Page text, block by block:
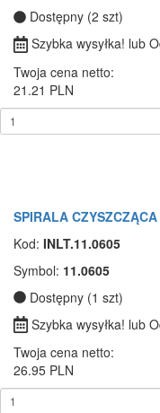
Dostępny (2 szt)
Szybka wysyłka! lub
Twoja cena netto:
21.21 PLN
SPIRALA
Kod: INLT.11.0605
Symbol: 11.0605
Dostępny (1 szt)
Szybka wysyłka! lub
Twoja cena netto:
26.95 PLN